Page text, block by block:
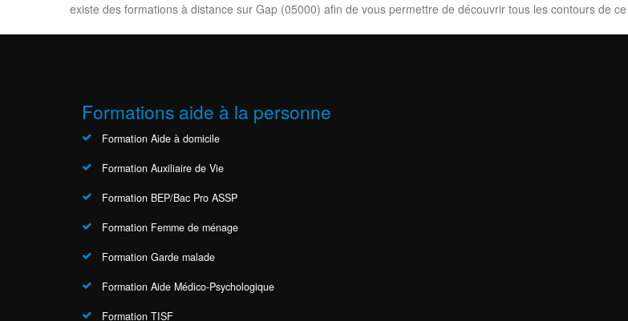
existe des formations à distance sur Gap (05000) afin de vous permettre de découvrir tous les contours de
Formations aide à la personne
Formation Aide à domicile
Formation Auxiliaire de Vie
Formation BEP/Bac Pro ASSP
Formation Femme de ménage
Formation Garde malade
Formation Aide Médico-Psychologique
Formation TISF